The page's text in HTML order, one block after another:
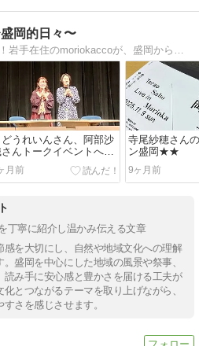
岡的日々〜
どうれいんさん、阿部沙
んトークイベントへ
月前
寺尾紗穂さん
ン盛岡★★
9ヶ月前
丁寧に紹介し温かみ伝える文章
を大切にし、自然や地域文化への理解
盛岡を中心にした地域の風景や祭事、
読み手に安心感と豊かさを届ける工夫が
とつながるテーマを取り上げながら、
さを感じさせます。